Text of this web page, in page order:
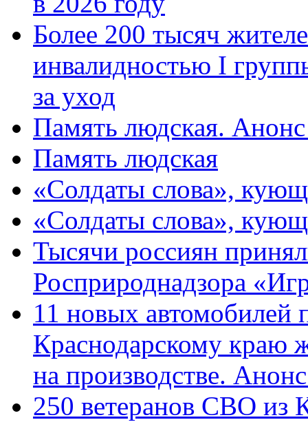
Более 200 тысяч
инвалидностью I
за уход
Память людская.
Память людская
«Солдаты слова»,
«Солдаты слова»,
Тысячи россиян
Росприроднадзора
11 новых автомобилей
Краснодарскому краю
на производстве.
250 ветеранов СВО из